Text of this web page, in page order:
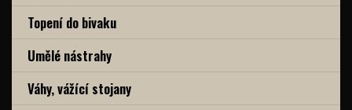
Topení do bivaku
Umělé nástrahy
Váhy, vážící stojany